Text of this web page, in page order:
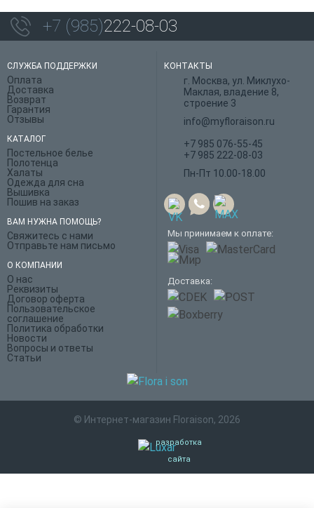
+7 (985)222-08-03
СЛУЖБА ПОДДЕРЖКИ
Оплата
Доставка
Возврат
Гарантия
Отзывы
КАТАЛОГ
Постельное белье
Полотенца
Халаты
Одежда для сна
Вышивка
Пошив на заказ
ВАМ НУЖНА ПОМОЩЬ?
Свяжитесь с нами
Отправьте нам письмо
О КОМПАНИИ
О нас
Реквизиты
Договор оферта
Пользовательское
соглашение
Политика обработки
Новости
Вопросы и ответы
Статьи
КОНТАКТЫ
г. Москва, ул. Миклухо-
Маклая, владение 8,
строение 3
info@myfloraison.ru
+7 985 076-55-45
+7 985 222-08-03
Пн-Пт 10.00-18.00
Мы принимаем к оплате:
Доставка:
© Интернет-магазин Floraison, 2026
разработка
сайта